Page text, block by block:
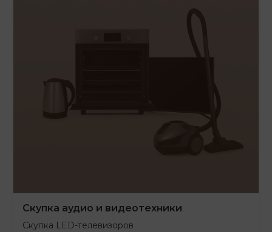
Скупка аудио и видеотехники
Скупка LED-телевизоров